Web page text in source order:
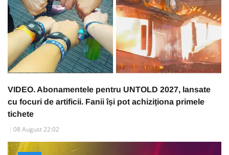
VIDEO. Abonamentele pentru UNTOLD 2027, lansate
cu focuri de artificii. Fanii își pot achiziționa primele
tichete
08 August 22:02